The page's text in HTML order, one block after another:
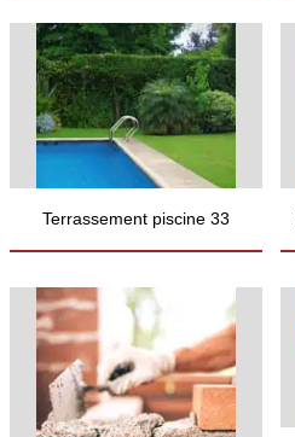
Terrassement piscine 33